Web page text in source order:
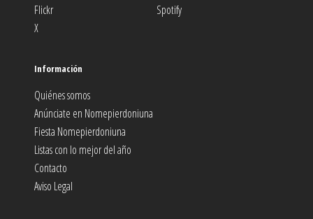
Flickr
Spotify
X
Información
Quiénes somos
Anúnciate en Nomepierdoniuna
Fiesta Nomepierdoniuna
Listas con lo mejor del año
Contacto
Aviso Legal